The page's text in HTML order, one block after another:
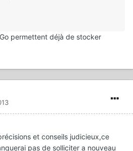
permettent déjà de stocker
et conseils judicieux,ce
pas de solliciter a nouveau